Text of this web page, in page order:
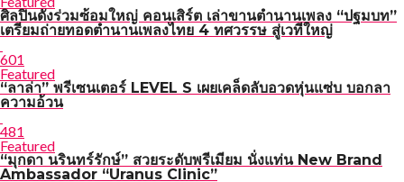
ศิลปินดังร่วมซ้อมใหญ่ คอนเสิร์ต เล่าขานตำนานเพลง “ปฐมบท”
เตรียมถ่ายทอดตำนานเพลงไทย 4 ทศวรรษ สู่เวทีใหญ่
601
Featured
“ลาล่า” พรีเซนเตอร์ LEVEL S เผยเคล็ดลับอวดหุ่นแซ่บ บอกลา
ความอ้วน
481
Featured
“มุกดา นรินทร์รักษ์” สวยระดับพรีเมียม นั่งแท่น New Brand
Ambassador “Uranus Clinic”